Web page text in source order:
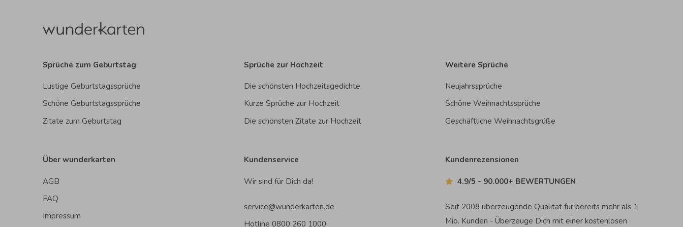
Sprüche zum Geburtstag
Lustige Geburtstagssprüche
Schöne Geburtstagssprüche
Zitate zum Geburtstag
Sprüche zur Hochzeit
Die schönsten Hochzeitsgedichte
Kurze Sprüche zur Hochzeit
Die schönsten Zitate zur Hochzeit
Weitere Sprüche
Neujahrssprüche
Schöne Weihnachtssprüche
Geschäftliche Weihnachtsgrüße
Über wunderkarten
AGB
FAQ
Impressum
Kundenservice
Wir sind für Dich da!
service@wunderkarten.de
Hotline 0800 260 1000
Kundenrezensionen
4.9/5 - 90.000+ BEWERTUNGEN
Seit 2008 überzeugende Qualität für bereits mehr als 1
Mio. Kunden - Überzeuge Dich mit einer kostenlosen